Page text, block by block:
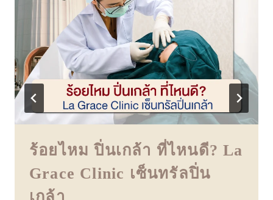
ร้อยไหม ปิ่นเกล้า ที่ไหนดี? La
Grace Clinic เซ็นทรัลปิ่น